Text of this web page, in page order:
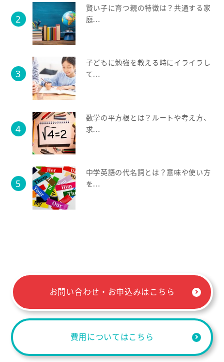
賢い子に育つ親の特徴は？共通する家
庭...
子どもに勉強を教える時にイライラし
て...
数学の平方根とは？ルートや考え方、
求...
中学英語の代名詞とは？意味や使い方
を...
お問い合わせ・お申込みはこちら
費用についてはこちら